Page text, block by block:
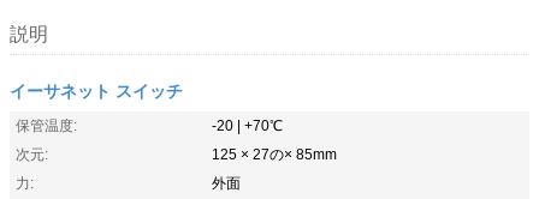
説明
イーサネット スイッチ
保管温度:
-20 | +70℃
次元:
125 × 27の× 85mm
力:
外面